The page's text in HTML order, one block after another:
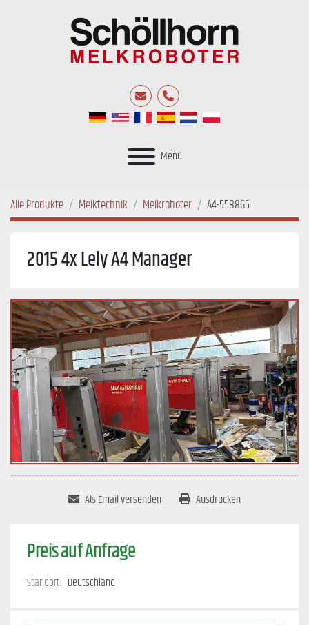
E-Mail Telefon
Menü
Alle Produkte Melktechnik Melkroboter A4-558865
2015 4x Lely A4 Manager
Als Email versenden Ausdrucken
Preis auf Anfrage
Standort: Deutschland